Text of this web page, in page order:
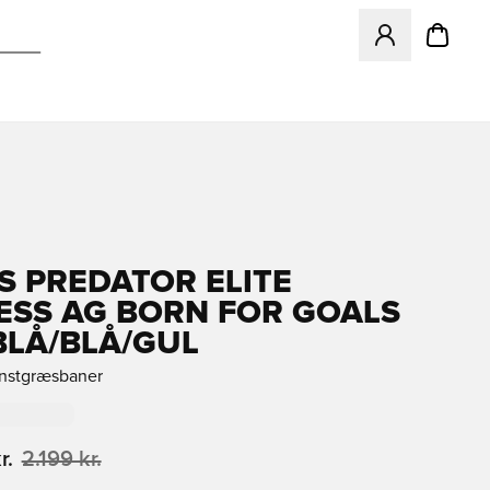
Åbner en
PREDATOR ELITE
AG BORN FOR GOALS
BLÅ/GUL
2.199 kr.